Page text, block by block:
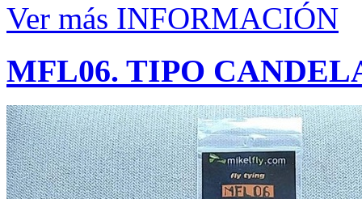
Ver más INFORMACIÓN
MFL06. TIPO